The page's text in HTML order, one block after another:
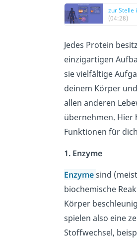
zur Stelle
(04:28)
Jedes Protein
einzigartigen
sie vielfältige
deinem Körper
allen anderen
übernehmen. Hier
Funktionen für
1. Enzyme
Enzymesind
biochemische
Körper
spielen also eine
Stoffwechsel,